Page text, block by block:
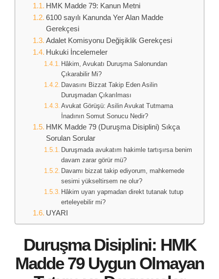
HMK Madde 79: Kanun Metni
6100 sayılı Kanunda Yer Alan Madde
Gerekçesi
Adalet Komisyonu Değişiklik Gerekçesi
Hukuki İncelemeler
Hâkim, Avukatı Duruşma Salonundan
Çıkarabilir Mi?
Davasını Bizzat Takip Eden Asilin
Duruşmadan Çıkarılması
Avukat Görüşü: Asilin Avukat Tutmama
İnadının Somut Sonucu Nedir?
HMK Madde 79 (Duruşma Disiplini) Sıkça
Sorulan Sorular
Duruşmada avukatım hakimle tartışırsa benim
davam zarar görür mü?
Davamı bizzat takip ediyorum, mahkemede
sesimi yükseltirsem ne olur?
Hâkim uyarı yapmadan direkt tutanak tutup
erteleyebilir mi?
UYARI
Duruşma Disiplini: HMK
Madde 79 Uygun Olmayan